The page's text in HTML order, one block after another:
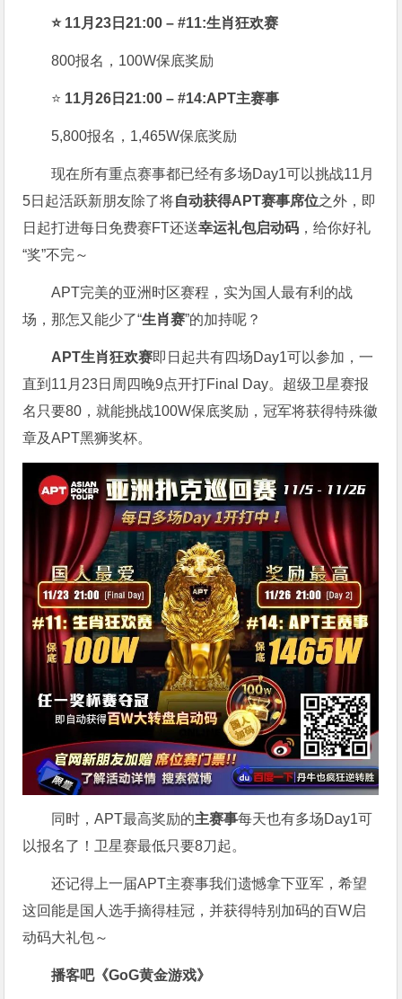
⭐ 11月23日21:00 – #11:生肖狂欢赛
800报名，100W保底奖励
⭐ 11月26日21:00 – #14:APT主赛事
5,800报名，1,465W保底奖励
现在所有重点赛事都已经有多场Day1可以挑战11月
5日起活跃新朋友除了将自动获得APT赛事席位之外，即
日起打进每日免费赛FT还送幸运礼包启动码 ，给你好礼
“奖”不完～
APT完美的亚洲时区赛程，实为国人最有利的战
场，那怎又能少了“生肖赛”的加持呢？
APT生肖狂欢赛即日起共有四场Day1可以参加，一
直到11月23日周四晚9点开打Final Day。超级卫星赛报
名只要80，就能挑战100W保底奖励，冠军将获得特殊徽
章及APT黑狮奖杯。
同时，APT最高奖励的主赛事每天也有多场Day1可
以报名了！卫星赛最低只要8刀起。
还记得上一届APT主赛事我们遗憾拿下亚军，希望
这回能是国人选手摘得桂冠，并获得特别加码的百W启
动码大礼包～
播客吧《GoG黄金游戏》